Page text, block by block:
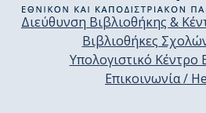
Διεύθυνση Βιβλιοθήκης &
Βιβλιοθήκες
Υπολογιστικό Κέντρο
Επικοινωνία /